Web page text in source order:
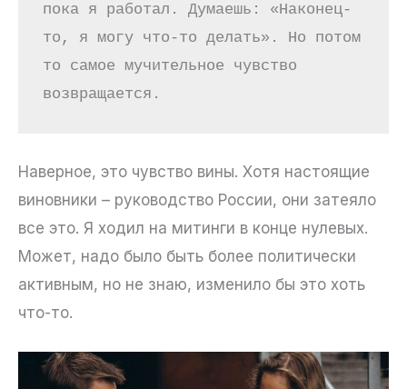
пока я работал. Думаешь: «Наконец-
то, я могу что-то делать». Но потом
то самое мучительное чувство
возвращается.
Наверное, это чувство вины. Хотя настоящие
виновники – руководство России, они затеяло
все это. Я ходил на митинги в конце нулевых.
Может, надо было быть более политически
активным, но не знаю, изменило бы это хоть
что-то.